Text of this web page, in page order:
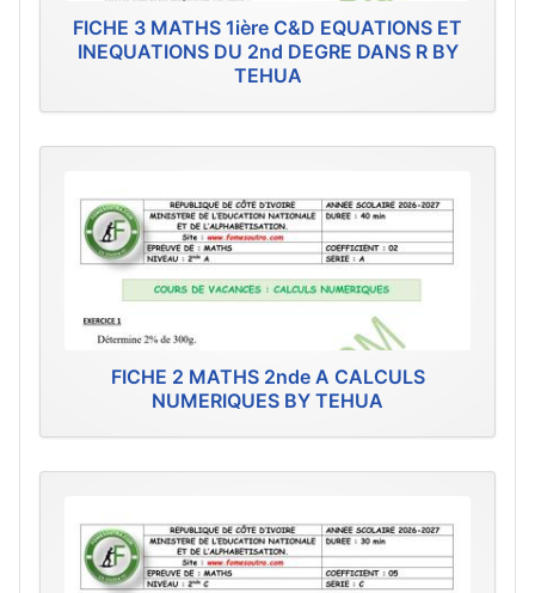
FICHE 3 MATHS 1ière C&D EQUATIONS ET
INEQUATIONS DU 2nd DEGRE DANS R BY
TEHUA
FICHE 2 MATHS 2nde A CALCULS
NUMERIQUES BY TEHUA